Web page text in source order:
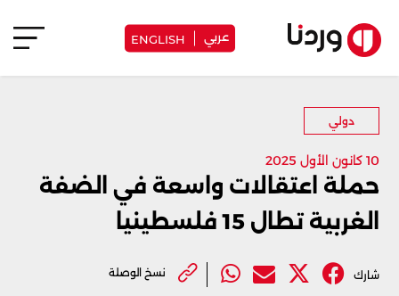
عربي ENGLISH
دولي
10 كانون الأول 2025
حملة اعتقالات واسعة في الضفة
الغربية تطال 15 فلسطينيا
شارك نسخ الوصلة